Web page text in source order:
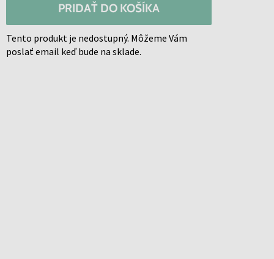
PRIDAŤ DO KOŠÍKA
Tento produkt je nedostupný. Môžeme Vám
poslať email keď bude na sklade.